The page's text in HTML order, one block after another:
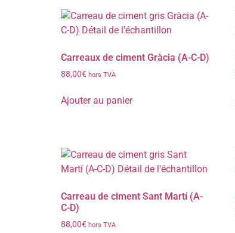
Carreaux de ciment Gràcia (A-C-D)
88,00€ hors TVA
Ajouter au panier
Carreau de ciment Sant Martí (A-
C-D)
88,00€ hors TVA